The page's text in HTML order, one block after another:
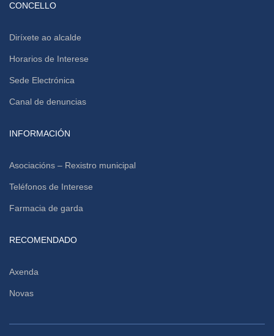
CONCELLO
Diríxete ao alcalde
Horarios de Interese
Sede Electrónica
Canal de denuncias
INFORMACIÓN
Asociacións – Rexistro municipal
Teléfonos de Interese
Farmacia de garda
RECOMENDADO
Axenda
Novas